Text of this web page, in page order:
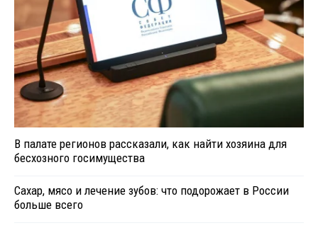
В палате регионов рассказали, как найти хозяина для
бесхозного госимущества
Сахар, мясо и лечение зубов: что подорожает в России
больше всего